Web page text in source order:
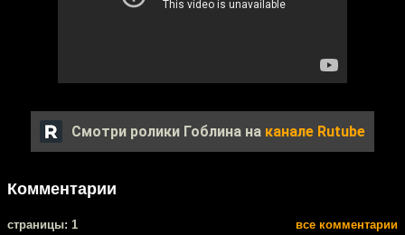
Смотри ролики Гоблина на канале Rutube
Комментарии
cтраницы: 1 все комментарии